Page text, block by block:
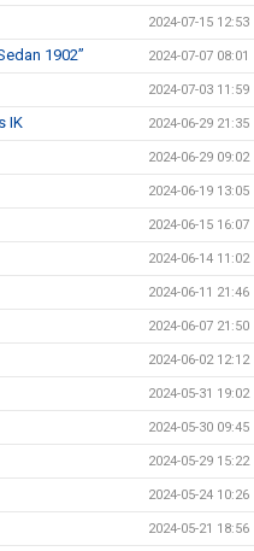
2024-07-15 12:53
1902” 2024-07-07 08:01
2024-07-03 11:59
IK 2024-06-29 21:35
2024-06-29 09:02
2024-06-19 13:05
2024-06-15 16:07
2024-06-14 11:02
2024-06-11 21:46
2024-06-07 21:50
2024-06-02 12:12
2024-05-31 19:02
2024-05-30 09:45
2024-05-29 15:22
2024-05-24 10:26
2024-05-21 18:56